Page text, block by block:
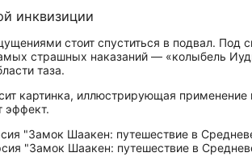
инквизиции
стоит спуститься в подвал. Под
страшных наказаний — «колыбель
таза.
картинка, иллюстрирующая
эффект.